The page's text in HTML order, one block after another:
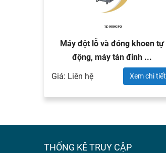
Máy đột lỗ và đóng khoen tự
động, máy tán đinh ...
Giá: Liên hệ
Xem chi tiết
THỐNG KÊ TRUY CẬP